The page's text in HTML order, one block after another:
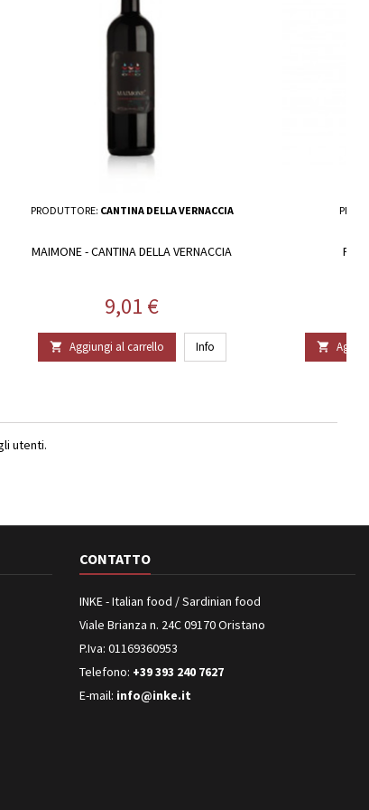
PRODUTTORE: CANTINA DELLA VERNACCIA
MAIMONE - CANTINA DELLA VERNACCIA
Prezzo
9,01 €
 Aggiungi al carrello Info 
utenti.
CONTATTO
INKE - Italian food / Sardinian food
Viale Brianza n. 24C 09170 Oristano
P.Iva: 01169360953
Telefono: +39 393 240 7627
E-mail: info@inke.it